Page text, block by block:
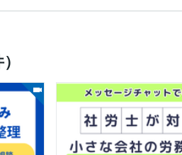
事考課や採用
活かして、
で、